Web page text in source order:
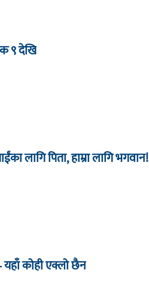
९ देखि
लागि पिता, हाम्रा लागि भगवान!
यहाँ कोही एक्लो छैन